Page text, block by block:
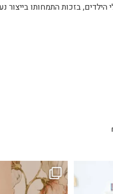
הפך לשם דבר בתחום נעלי הילדים, בזכות
גם פריט עיצובי לחדר,...
0